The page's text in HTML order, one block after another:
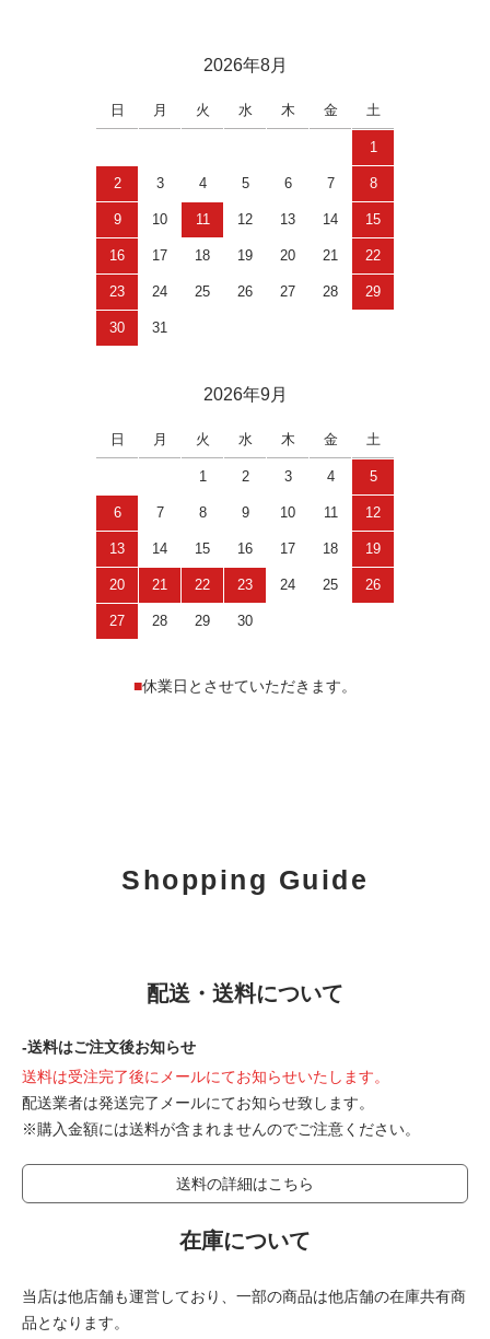
2026年8月
日 月 火 水 木 金 土
1
2 3 4 5 6 7 8
9 10 11 12 13 14 15
16 17 18 19 20 21 22
23 24 25 26 27 28 29
30 31
2026年9月
日 月 火 水 木 金 土
1 2 3 4 5
6 7 8 9 10 11 12
13 14 15 16 17 18 19
20 21 22 23 24 25 26
27 28 29 30
■休業日とさせていただきます。
Shopping Guide
配送・送料について
-送料はご注文後お知らせ
送料は受注完了後にメールにてお知らせいたします。
配送業者は発送完了メールにてお知らせ致します。
※購入金額には送料が含まれませんのでご注意ください。
送料の詳細はこちら
在庫について
当店は他店舗も運営しており、一部の商品は他店舗の在庫共有商
品となります。